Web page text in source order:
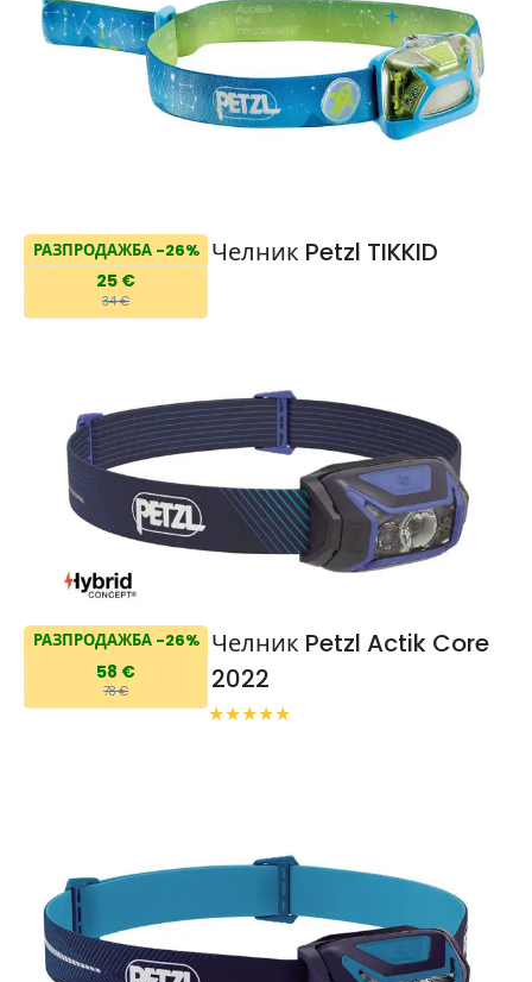
РАЗПРОДАЖБА -26%
25 €
34 €
Челник Petzl TIKKID
РАЗПРОДАЖБА -26%
58 €
78 €
Челник Petzl Actik Core
2022